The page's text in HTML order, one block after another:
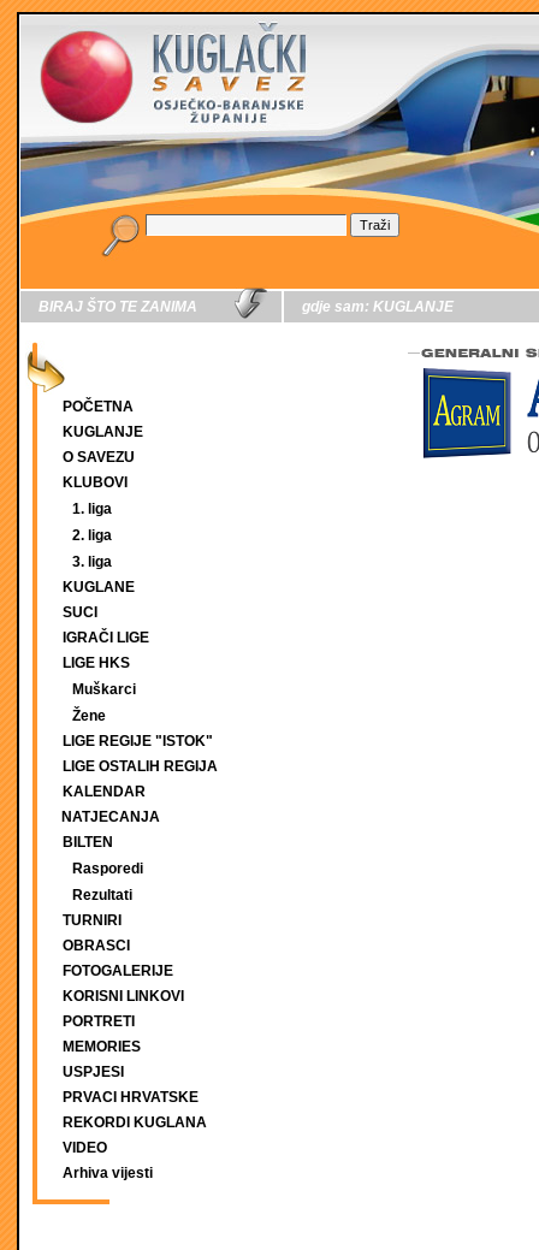
BIRAJ ŠTO TE ZANIMA
POČETNA
KUGLANJE
O SAVEZU
KLUBOVI
1. liga
2. liga
3. liga
KUGLANE
SUCI
IGRAČI LIGE
LIGE HKS
Muškarci
Žene
LIGE REGIJE "ISTOK"
LIGE OSTALIH REGIJA
KALENDAR
NATJECANJA
BILTEN
Rasporedi
Rezultati
TURNIRI
OBRASCI
FOTOGALERIJE
KORISNI LINKOVI
PORTRETI
MEMORIES
USPJESI
PRVACI HRVATSKE
REKORDI KUGLANA
VIDEO
Arhiva vijesti
gdje sam: KUGLANJE